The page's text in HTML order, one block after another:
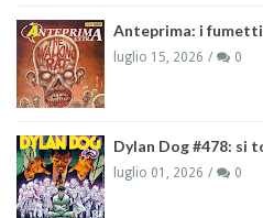
Anteprima: i
luglio 15, 2026 0
Dylan Dog #478: si
luglio 01, 2026 0